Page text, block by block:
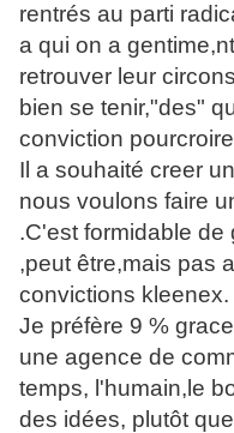
rentrés au parti
a qui on a
retrouver leur
bien se tenir,"des"
conviction
Il a souhaité creer
nous voulons faire
.C'est formidable
,peut être,mais pas
convictions kleenex.
Je préfère 9 %
une agence de
temps, l'humain,le
des idées, plutôt